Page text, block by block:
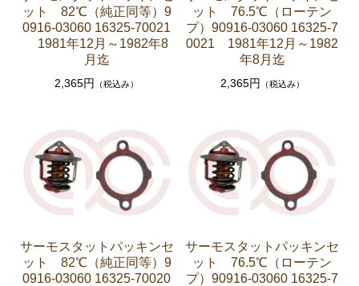
エアコン ヒーター関係
マークⅡワゴン GX70G
エンジンパーツ 1G-EU
エンジンパーツ 1G-FE
ト ホース など）
クラッチパーツ（マスターシリンダー クラッチレリ
ーズシリンダー オーバーホールキット など）
足回りパーツ（アッパーマウント ベアリング ボー
燃料パーツ（ポンプ フィルター ダンパー センダ
ーゲージなど）
ット 82℃（純正同等）9
0916-03060 16325-70021
1981年12月～1982年8
月迄
2,365円 （税込み）
ット 76.5℃（ローテン
プ）90916-03060 16325-7
0021 1981年12月～1982
年8月迄
2,365円 （税込み）
サーモスタットパッキンセ
ット 82℃（純正同等）9
0916-03060 16325-70020
サーモスタットパッキンセ
ット 76.5℃（ローテン
プ）90916-03060 16325-7